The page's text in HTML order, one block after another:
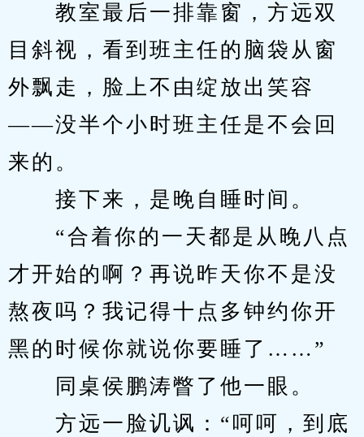
教室最后一排靠窗，方远双
目斜视，看到班主任的脑袋从窗
外飘走，脸上不由绽放出笑容
——没半个小时班主任是不会回
来的。
接下来，是晚自睡时间。
“合着你的一天都是从晚八点
才开始的啊？再说昨天你不是没
熬夜吗？我记得十点多钟约你开
黑的时候你就说你要睡了……”
同桌侯鹏涛瞥了他一眼。
方远一脸讥讽：“呵呵，到底